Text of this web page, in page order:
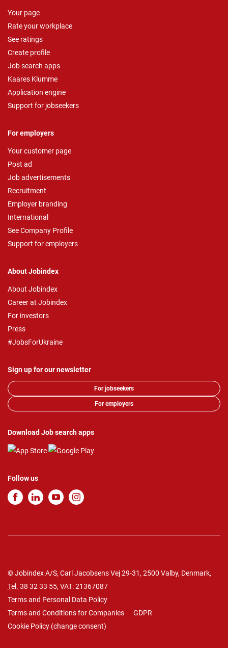
Your page
Rate your workplace
See ratings
Create profile
Job search apps
Kaares Klumme
Application engine
Support for jobseekers
For employers
Your customer page
Post ad
Job advertisements
Recruitment
Employer branding
International
See Company Profile
Support for employers
About Jobindex
About Jobindex
Career at Jobindex
For investors
Press
#JobsForUkraine
Sign up for our newsletter
For jobseekers
For employers
Download Job search apps
Follow us
© Jobindex A/S, Carl Jacobsens Vej 29-31, 2500 Valby, Denmark,
Tel. 38 32 33 55, VAT: 21367087
Terms and Personal Data Policy
Terms and Conditions for Companies
GDPR
Cookie Policy (change consent)